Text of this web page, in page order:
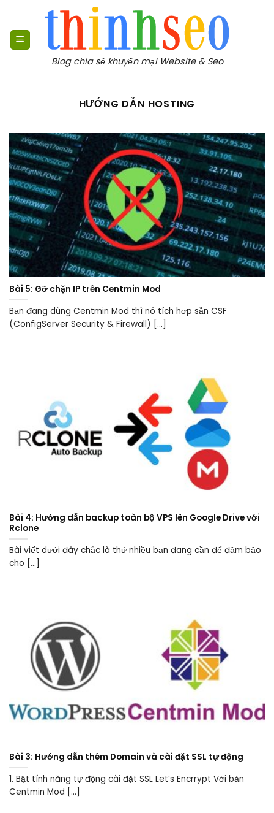
dung
Blog chia sẻ khuyến mại Website & Seo
HƯỚNG DẪN HOSTING
Bài 5: Gỡ chặn IP trên Centmin Mod
Bạn đang dùng Centmin Mod thì nó tích hợp sẵn CSF
(ConfigServer Security & Firewall) [...]
Bài 4: Hướng dẫn backup toàn bộ VPS lên Google Drive với
Rclone
Bài viết dưới đây chắc là thứ nhiều bạn đang cần để đảm bảo
cho [...]
Bài 3: Hướng dẫn thêm Domain và cài đặt SSL tự động
1. Bật tính năng tự động cài đặt SSL Let’s Encrrypt Với bản
Centmin Mod [...]